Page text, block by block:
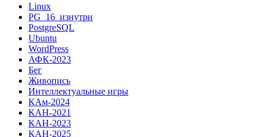
Linux
PG_16_изнутри
PostgreSQL
Ubuntu
WordPress
АФК-2023
Бег
Живопись
Интеллектуальные игры
КАм-2024
КАН-2021
КАН-2023
КАН-2025